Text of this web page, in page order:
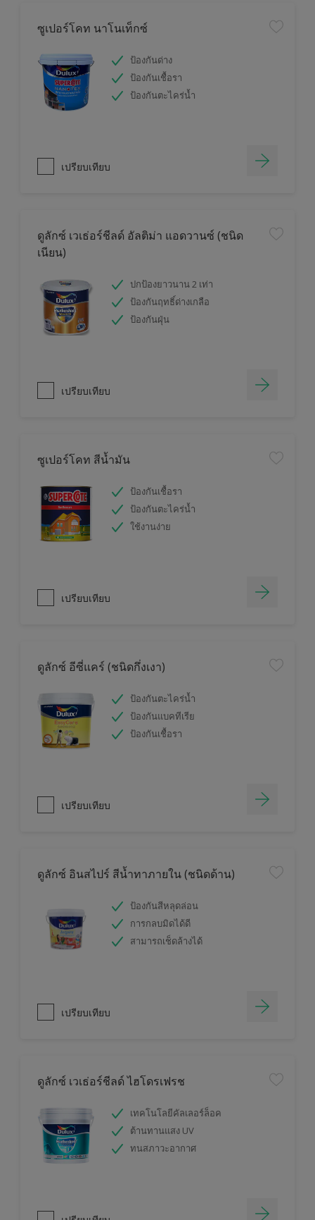
ซูเปอร์โคท นาโนเท็กซ์
ป้องกันด่าง
ป้องกันเชื้อรา
ป้องกันตะไคร่น้ำ
เปรียบเทียบ
ดูลักซ์ เวเธ่อร์ชีลด์ อัลติม่า แอดวานซ์ (ชนิด
เนียน)
ปกป้องยาวนาน 2 เท่า
ป้องกันฤทธิ์ด่างเกลือ
ป้องกันฝุ่น
เปรียบเทียบ
ซูเปอร์โคท สีน้ำมัน
ป้องกันเชื้อรา
ป้องกันตะไคร่น้ำ
ใช้งานง่าย
เปรียบเทียบ
ดูลักซ์ อีซี่แคร์ (ชนิดกึ่งเงา)
ป้องกันตะไคร่น้ำ
ป้องกันแบคทีเรีย
ป้องกันเชื้อรา
เปรียบเทียบ
ดูลักซ์ อินสไปร์ สีน้ำทาภายใน (ชนิดด้าน)
ป้องกันสีหลุดล่อน
การกลบมิดได้ดี
สามารถเช็ดล้างได้
เปรียบเทียบ
ดูลักซ์ เวเธ่อร์ชีลด์ ไฮโดรเฟรช
เทคโนโลยีคัลเลอร์ล็อค
ต้านทานแสง UV
ทนสภาวะอากาศ